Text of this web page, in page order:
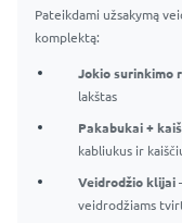
Pateikdami užsakymą
komplektą:
Jokio surinkimo
lakštas
Pakabukai +
kabliukus ir
Veidrodžio klijai
veidrodžiams